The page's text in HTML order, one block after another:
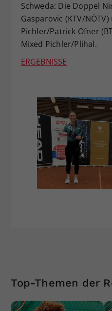
Schweda: Die Doppel
Gasparovic (KTV/
Pichler/Patrick Ofner
Mixed Pichler/Plihal.
ERGEBNISSE
Top-Themen der